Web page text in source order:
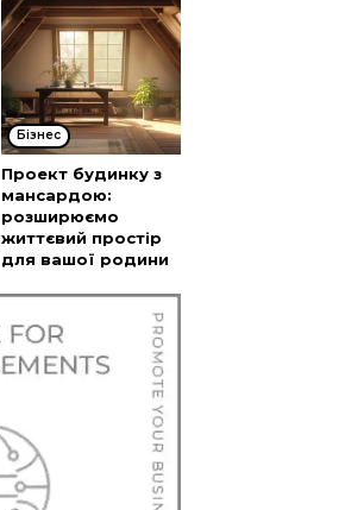
Бізнес
Проект будинку з
мансардою:
розширюємо
життєвий простір
для вашої родини